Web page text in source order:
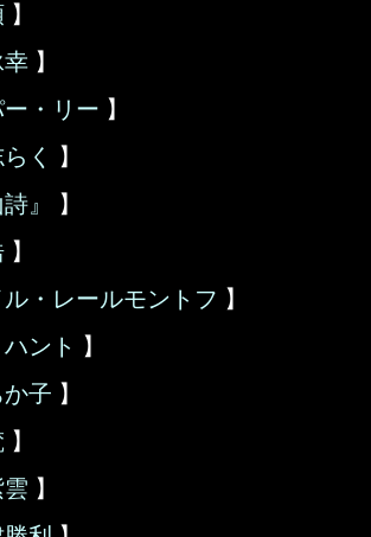
】
幸 】
・リー 】
く
】
』
】
】
ル・レールモントフ 】
ント 】
子 】
】
】